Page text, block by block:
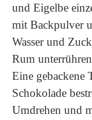
und Eigelbe
mit Backpulver
Wasser und
Rum
Eine gebackene
Schokolade
Umdrehen und